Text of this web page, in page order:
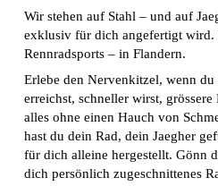
Wir stehen auf Stahl – und auf
exklusiv für dich angefertigt wird.
Rennradsports – in Flandern.
Erlebe den Nervenkitzel, wenn
erreichst, schneller wirst,
alles ohne einen Hauch von
hast du dein Rad, dein Jaegher
für dich alleine hergestellt. Gönn
dich persönlich zugeschnittenes